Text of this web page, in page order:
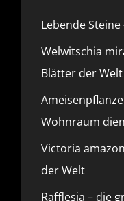
Lebende
Welwitschia
Blätter der Welt
Wohnraum
Victoria
der Welt
Rafflesia – die